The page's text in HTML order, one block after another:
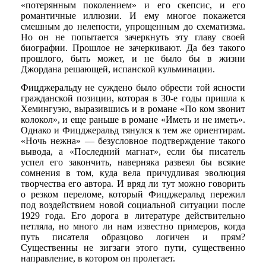
«потерянным поколением» и его скепсис, и его
романтичные иллюзии. И ему многое покажется
смешным до нелепости, упрощенным до схематизма.
Но он не попытается зачеркнуть эту главу своей
биографии. Прошлое не зачеркивают. Да без такого
прошлого, быть может, и не было бы в жизни
Джордана решающей, испанской кульминации.
Фицджеральду не суждено было обрести той ясности
гражданской позиции, которая в 30-е годы пришла к
Хемингуэю, выразившись и в романе «По ком звонит
колокол», и еще раньше в романе «Иметь и не иметь».
Однако и Фицджеральд тянулся к тем же ориентирам.
«Ночь нежна» — безусловное подтверждение такого
вывода, а «Последний магнат», если бы писатель
успел его закончить, наверняка развеял бы всякие
сомнения в том, куда вела причудливая эволюция
творчества его автора. И вряд ли тут можно говорить
о резком переломе, который Фицджеральд пережил
под воздействием новой социальной ситуации после
1929 года. Его дорога в литературе действительно
петляла, но много ли нам известно примеров, когда
путь писателя образцово логичен и прям?
Существенны не зигзаги этого пути, существенно
направление, в котором он пролегает.